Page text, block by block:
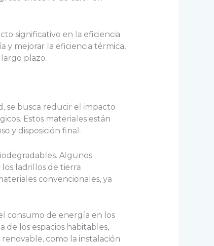
significativo en la eficiencia
y mejorar la eficiencia térmica,
plazo.
se busca reducir el impacto
Estos materiales están
y disposición final.
Algunos
ladrillos de tierra
convencionales, ya
consumo de energía en los
de los espacios habitables,
como la instalación